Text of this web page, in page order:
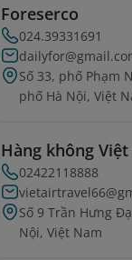
Foreserco
024.39331691
Số 33, phố Phạm
phố Hà Nội, Việt
Hàng không
02422118888
Số 9 Trần Hưng
Nội, Việt Nam